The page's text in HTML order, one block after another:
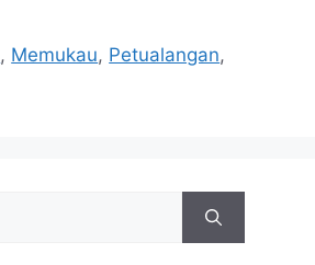
, Memukau, Petualangan,